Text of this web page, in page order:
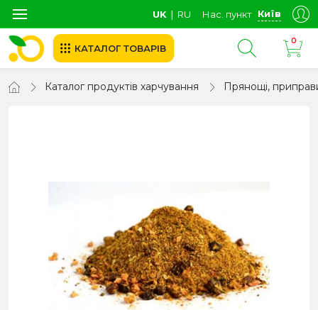
UK ∣ RU Нас. пункт Київ
КАТАЛОГ ТОВАРІВ
0
Каталог продуктів харчування Прянощі,